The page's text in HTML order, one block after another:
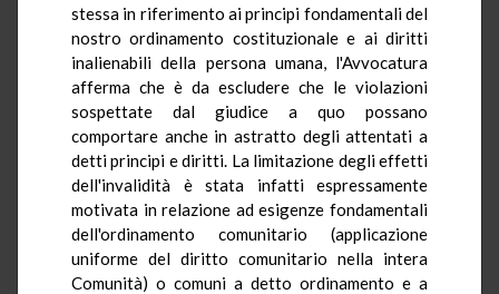
stessa in riferimento ai principi fondamentali del
nostro ordinamento costituzionale e ai diritti
inalienabili della persona umana, l'Avvocatura
afferma che è da escludere che le violazioni
sospettate dal giudice a quo possano
comportare anche in astratto degli attentati a
detti principi e diritti. La limitazione degli effetti
dell'invalidità è stata infatti espressamente
motivata in relazione ad esigenze fondamentali
dell'ordinamento comunitario (applicazione
uniforme del diritto comunitario nella intera
Comunità) o comuni a detto ordinamento e a